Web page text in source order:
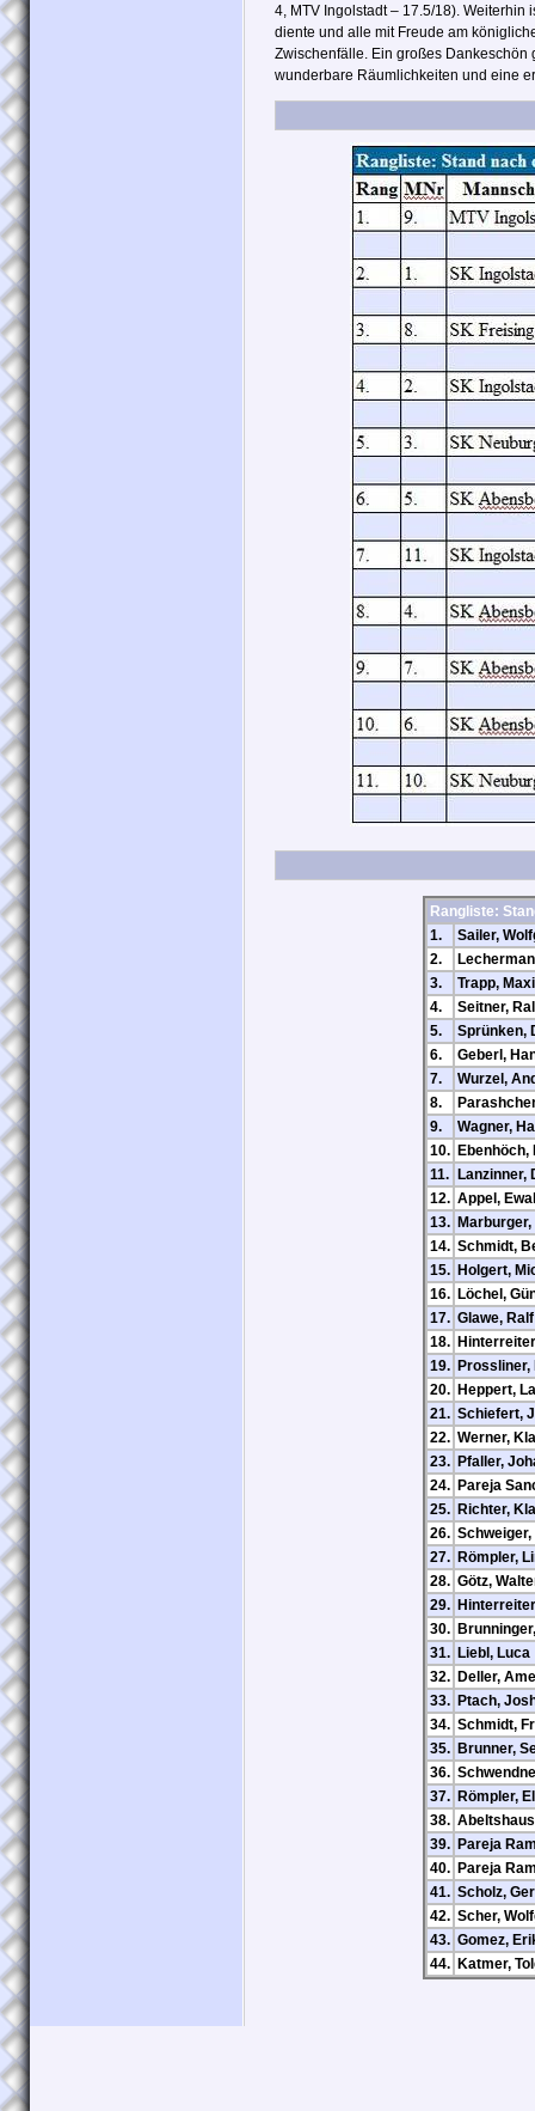
4, MTV Ingolstadt – 17.5/18).
diente und alle mit Freude am
Zwischenfälle. Ein großes
wunderbare Räumlichkeiten und eine
Rangliste:
1.
Sailer,
2.
3.
Trapp,
4.
Seitner,
5.
Sprünken,
6.
Geberl,
7.
Wurzel,
8.
9.
Wagner,
10. Ebenhöch,
11.
Lanzinner,
12. Appel,
13. Marburger,
14. Schmidt,
15. Holgert,
16. Löchel,
17. Glawe, Ralf
18.
19. Prossliner,
20. Heppert,
21. Schiefert,
22. Werner,
23. Pfaller,
24. Pareja
25. Richter,
26.
27. Römpler,
28. Götz,
29.
30.
31. Liebl, Luca
32. Deller,
33. Ptach,
34. Schmidt,
35. Brunner,
36.
37. Römpler,
38.
39. Pareja
40. Pareja
41. Scholz,
42. Scher,
43. Gomez,
44. Katmer,